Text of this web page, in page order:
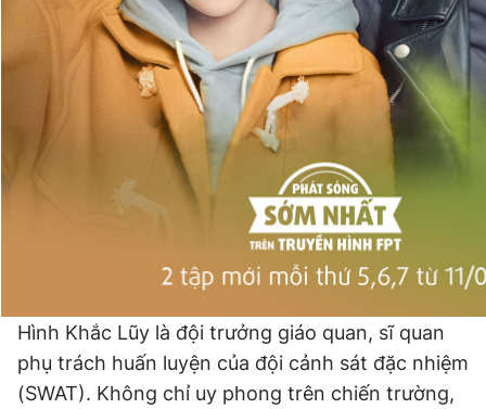
Hình Khắc Lũy là đội trưởng giáo quan, sĩ quan
phụ trách huấn luyện của đội cảnh sát đặc nhiệm
(SWAT). Không chỉ uy phong trên chiến trường,